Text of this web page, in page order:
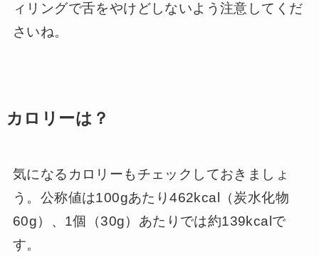
ィリングで舌をやけどしないよう注意してくだ
さいね。
カロリーは？
気になるカロリーもチェックしておきましょ
う。公称値は100gあたり462kcal（炭水化物
60g）、1個（30g）あたりでは約139kcalで
す。